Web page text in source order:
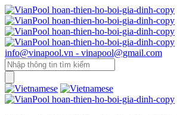
info@vinapool.vn - vinapool@gmail.com